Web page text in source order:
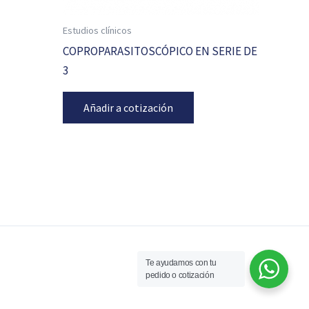
Estudios clínicos
COPROPARASITOSCÓPICO EN SERIE DE
3
Añadir a cotización
Te ayudamos con tu
pedido o cotización